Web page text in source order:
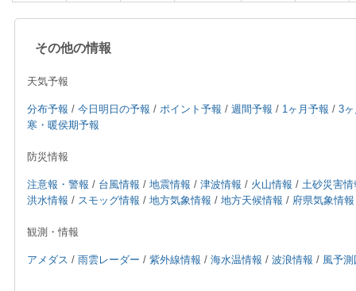
その他の情報
天気予報
分布予報 / 今日明日の予報 / ポイント予報 / 週間予報 / 1ヶ月予報 / 3
寒・暖侯期予報
防災情報
注意報・警報 / 台風情報 / 地震情報 / 津波情報 / 火山情報 / 土砂災害情
洪水情報 / スモッグ情報 / 地方気象情報 / 地方天候情報 / 府県気象情報
観測・情報
アメダス / 雨雲レーダー / 紫外線情報 / 海水温情報 / 波浪情報 / 風予測